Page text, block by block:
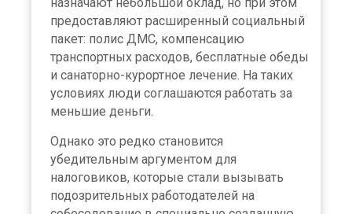
предоставляют расширенный социальный
пакет: полис ДМС, компенсацию
транспортных расходов, бесплатные обеды
и санаторно-курортное лечение. На таких
условиях люди соглашаются работать за
меньшие деньги.
Однако это редко становится
убедительным аргументом для
налоговиков, которые стали вызывать
подозрительных работодателей на